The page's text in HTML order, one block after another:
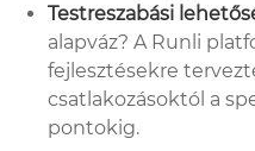
Testreszabási
alapváz? A Runli
fejlesztésekre
csatlakozásoktól a
pontokig.